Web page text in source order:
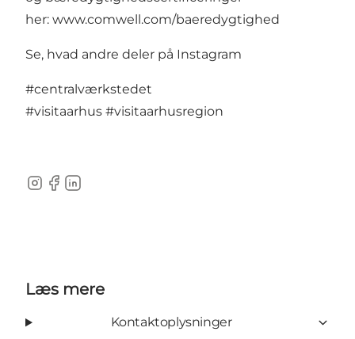
her: www.comwell.com/baeredygtighed
Se, hvad andre deler på Instagram
#centralværkstedet
#visitaarhus #visitaarhusregion
Instagram
Facebook
LinkedIn
Læs mere
Kontaktoplysninger